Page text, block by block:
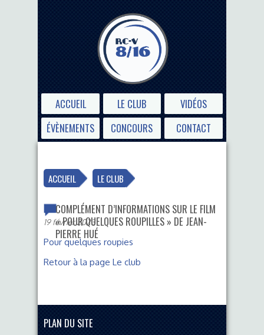
ACCUEIL LE CLUB
VIDÉOS
ÉVÈNEMENTS
CONCOURS CONTACT
ACCUEIL LE CLUB
COMPLÉMENT D’INFORMATIONS SUR LE FILM
« POUR QUELQUES ROUPILLES » DE JEAN-
PIERRE HUÉ
19 février 2023
Pour quelques roupies
Retour à la page Le club
PLAN DU SITE